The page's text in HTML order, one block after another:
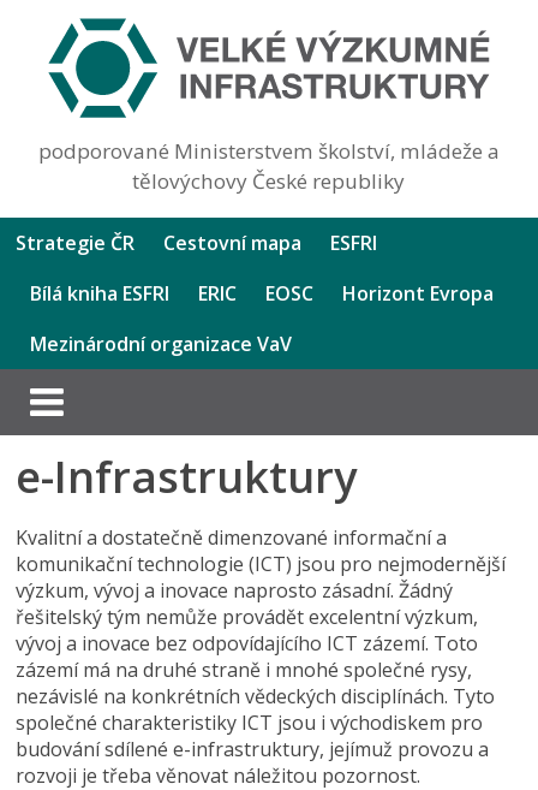
podporované Ministerstvem školství, mládeže a
tělovýchovy České republiky
Strategie ČR Cestovní mapa
ESFRI
Bílá kniha ESFRI
ERIC EOSC
Horizont Evropa
Mezinárodní organizace VaV
e-Infrastruktury
Kvalitní a dostatečně dimenzované informační a
komunikační technologie (ICT) jsou pro nejmodernější
výzkum, vývoj a inovace naprosto zásadní. Žádný
řešitelský tým nemůže provádět excelentní výzkum,
vývoj a inovace bez odpovídajícího ICT zázemí. Toto
zázemí má na druhé straně i mnohé společné rysy,
nezávislé na konkrétních vědeckých disciplínách. Tyto
společné charakteristiky ICT jsou i východiskem pro
budování sdílené e-infrastruktury, jejímuž provozu a
rozvoji je třeba věnovat náležitou pozornost.